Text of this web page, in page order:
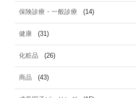
保険診療・一般診療 (14)
健康 (31)
化粧品 (26)
商品 (43)